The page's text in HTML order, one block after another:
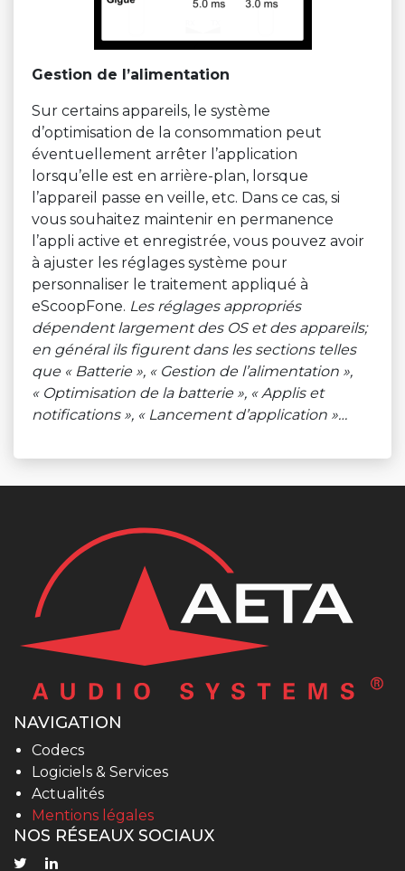
Gestion de l’alimentation
Sur certains appareils, le système
d’optimisation de la consommation peut
éventuellement arrêter l’application
lorsqu’elle est en arrière-plan, lorsque
l’appareil passe en veille, etc. Dans ce cas, si
vous souhaitez maintenir en permanence
l’appli active et enregistrée, vous pouvez avoir
à ajuster les réglages système pour
personnaliser le traitement appliqué à
eScoopFone. Les réglages appropriés
dépendent largement des OS et des appareils;
en général ils figurent dans les sections telles
que « Batterie », « Gestion de l’alimentation »,
« Optimisation de la batterie », « Applis et
notifications », « Lancement d’application »…
NAVIGATION
Codecs
Logiciels & Services
Actualités
Mentions légales
NOS RÉSEAUX SOCIAUX